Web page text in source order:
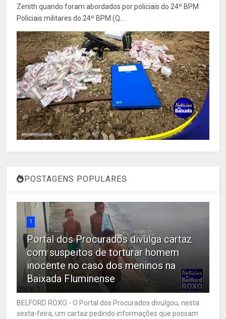
Zenith quando foram abordados por policiais do 24º BPM
Policiais militares do 24º BPM (Q...
POSTAGENS POPULARES
1
Portal dos Procurados divulga cartaz
com suspeitos de torturar homem
inocente no caso dos meninos na
Baixada Fluminense
BELFORD ROXO - O Portal dos Procurados divulgou, nesta
sexta-feira, um cartaz pedindo informações que possam